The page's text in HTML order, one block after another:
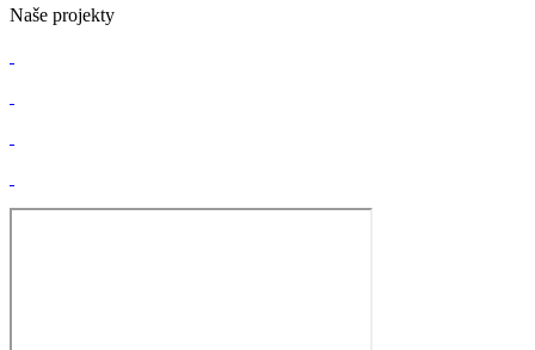
Naše projekty